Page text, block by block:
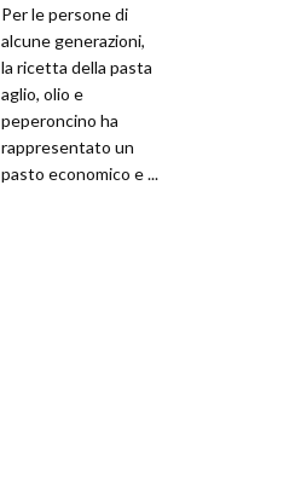
Per le persone di
alcune generazioni,
la ricetta della pasta
aglio, olio e
peperoncino ha
rappresentato un
pasto economico e ...